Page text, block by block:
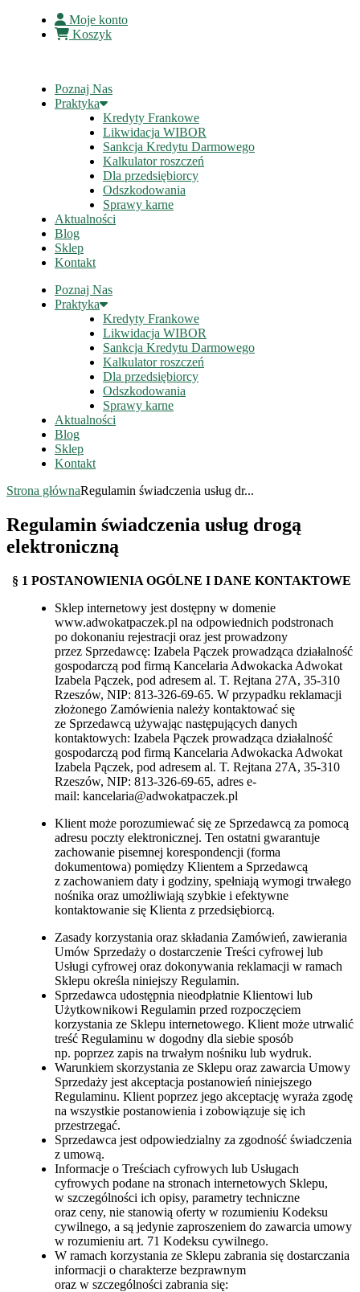
Moje konto
Koszyk
Poznaj Nas
Praktyka
Kredyty Frankowe
Likwidacja WIBOR
Sankcja Kredytu Darmowego
Kalkulator roszczeń
Dla przedsiębiorcy
Odszkodowania
Sprawy karne
Aktualności
Blog
Sklep
Kontakt
Poznaj Nas
Praktyka
Kredyty Frankowe
Likwidacja WIBOR
Sankcja Kredytu Darmowego
Kalkulator roszczeń
Dla przedsiębiorcy
Odszkodowania
Sprawy karne
Aktualności
Blog
Sklep
Kontakt
Strona głównaRegulamin świadczenia usług dr...
Regulamin świadczenia usług drogą
elektroniczną
§ 1 POSTANOWIENIA OGÓLNE I DANE KONTAKTOWE
Sklep internetowy jest dostępny w domenie
www.adwokatpaczek.pl na odpowiednich podstronach
po dokonaniu rejestracji oraz jest prowadzony
przez Sprzedawcę: Izabela Pączek prowadząca działalność
gospodarczą pod firmą Kancelaria Adwokacka Adwokat
Izabela Pączek, pod adresem al. T. Rejtana 27A, 35-310
Rzeszów, NIP: 813-326-69-65. W przypadku reklamacji
złożonego Zamówienia należy kontaktować się
ze Sprzedawcą używając następujących danych
kontaktowych: Izabela Pączek prowadząca działalność
gospodarczą pod firmą Kancelaria Adwokacka Adwokat
Izabela Pączek, pod adresem al. T. Rejtana 27A, 35-310
Rzeszów, NIP: 813-326-69-65, adres e-
mail: kancelaria@adwokatpaczek.pl
Klient może porozumiewać się ze Sprzedawcą za pomocą
adresu poczty elektronicznej. Ten ostatni gwarantuje
zachowanie pisemnej korespondencji (forma
dokumentowa) pomiędzy Klientem a Sprzedawcą
z zachowaniem daty i godziny, spełniają wymogi trwałego
nośnika oraz umożliwiają szybkie i efektywne
kontaktowanie się Klienta z przedsiębiorcą.
Zasady korzystania oraz składania Zamówień, zawierania
Umów Sprzedaży o dostarczenie Treści cyfrowej lub
Usługi cyfrowej oraz dokonywania reklamacji w ramach
Sklepu określa niniejszy Regulamin.
Sprzedawca udostępnia nieodpłatnie Klientowi lub
Użytkownikowi Regulamin przed rozpoczęciem
korzystania ze Sklepu internetowego. Klient może utrwalić
treść Regulaminu w dogodny dla siebie sposób
np. poprzez zapis na trwałym nośniku lub wydruk.
Warunkiem skorzystania ze Sklepu oraz zawarcia Umowy
Sprzedaży jest akceptacja postanowień niniejszego
Regulaminu. Klient poprzez jego akceptację wyraża zgodę
na wszystkie postanowienia i zobowiązuje się ich
przestrzegać.
Sprzedawca jest odpowiedzialny za zgodność świadczenia
z umową.
Informacje o Treściach cyfrowych lub Usługach
cyfrowych podane na stronach internetowych Sklepu,
w szczególności ich opisy, parametry techniczne
oraz ceny, nie stanowią oferty w rozumieniu Kodeksu
cywilnego, a są jedynie zaproszeniem do zawarcia umowy
w rozumieniu art. 71 Kodeksu cywilnego.
W ramach korzystania ze Sklepu zabrania się dostarczania
informacji o charakterze bezprawnym
oraz w szczególności zabrania się: